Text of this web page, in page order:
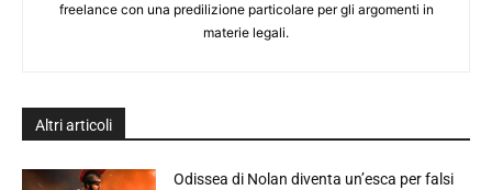
freelance con una predilizione particolare per gli argomenti in
materie legali.
Altri articoli
Odissea di Nolan diventa un’esca per falsi